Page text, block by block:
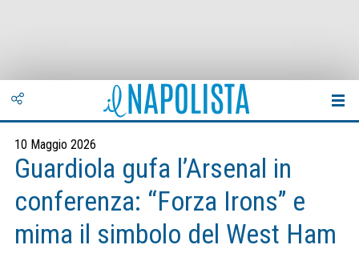
10 Maggio 2026
Guardiola gufa l’Arsenal in
conferenza: “Forza Irons” e
mima il simbolo del West Ham